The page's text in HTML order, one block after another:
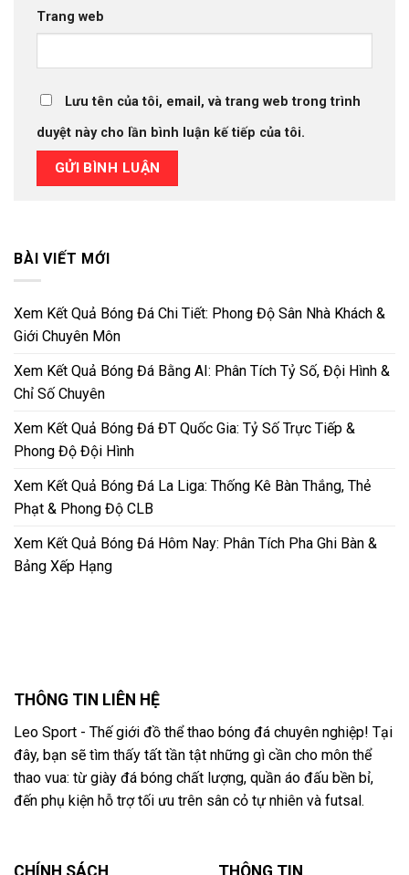
Trang web
Lưu tên của tôi, email, và trang web trong trình
duyệt này cho lần bình luận kế tiếp của tôi.
BÀI VIẾT MỚI
Xem Kết Quả Bóng Đá Chi Tiết: Phong Độ Sân Nhà Khách &
Giới Chuyên Môn
Xem Kết Quả Bóng Đá Bằng AI: Phân Tích Tỷ Số, Đội Hình &
Chỉ Số Chuyên
Xem Kết Quả Bóng Đá ĐT Quốc Gia: Tỷ Số Trực Tiếp &
Phong Độ Đội Hình
Xem Kết Quả Bóng Đá La Liga: Thống Kê Bàn Thắng, Thẻ
Phạt & Phong Độ CLB
Xem Kết Quả Bóng Đá Hôm Nay: Phân Tích Pha Ghi Bàn &
Bảng Xếp Hạng
THÔNG TIN LIÊN HỆ
Leo Sport - Thế giới đồ thể thao bóng đá chuyên nghiệp! Tại
đây, bạn sẽ tìm thấy tất tần tật những gì cần cho môn thể
thao vua: từ giày đá bóng chất lượng, quần áo đấu bền bỉ,
đến phụ kiện hỗ trợ tối ưu trên sân cỏ tự nhiên và futsal.
CHÍNH SÁCH THÔNG TIN